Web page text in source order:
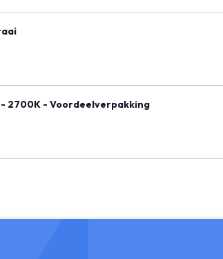
- 2700K - Voordeelverpakking